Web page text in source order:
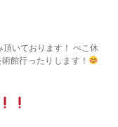
頂いております！ ぺこ休
館行ったりします！